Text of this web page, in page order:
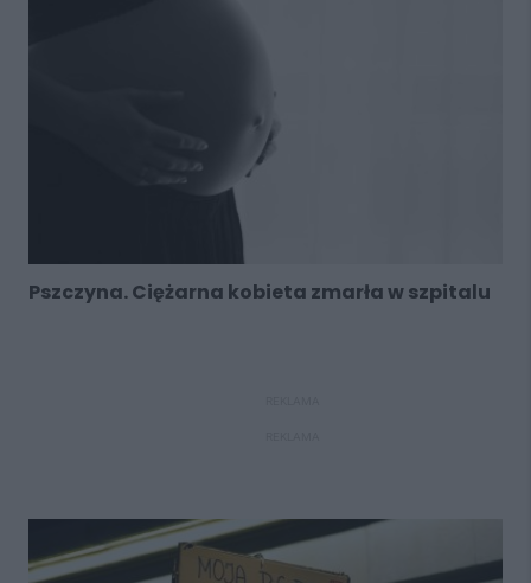
Pszczyna. Ciężarna kobieta zmarła w szpitalu